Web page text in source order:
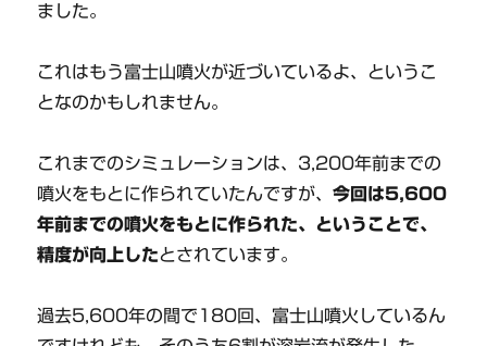
ました。
これはもう富士山噴火が近づいているよ、というこ
となのかもしれません。
これまでのシミュレーションは、3,200年前までの
噴火をもとに作られていたんですが、今回は5,600
年前までの噴火をもとに作られた、ということで、
精度が向上したとされています。
過去5,600年の間で180回、富士山噴火しているん